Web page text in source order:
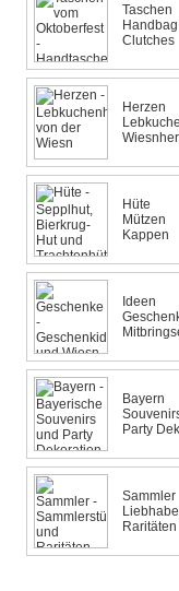
Taschen
Handbag
Clutches
Herzen
Hüte
Mützen
Kappen
Ideen
Bayern
Party
Sammler
Raritäten